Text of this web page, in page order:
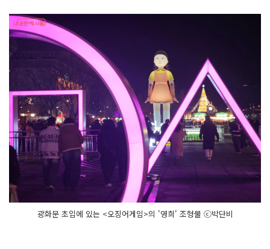
광화문 초입에 있는 <오징어게임>의 '영희' 조형물 ⓒ박단비